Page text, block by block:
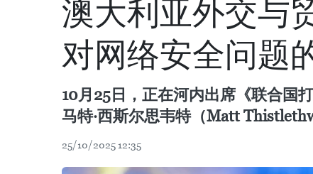
澳大利亚外交与
对网络安全问题
10月25日，正在河内出席《联合国
马特·西斯尔思韦特（Matt
25/10/2025 12:35